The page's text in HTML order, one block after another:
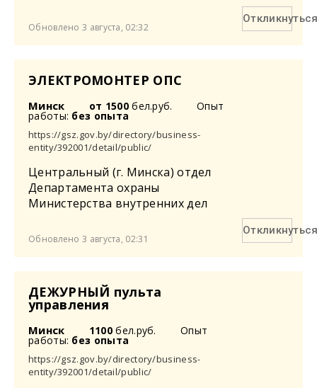
Обновлено 3 августа, 02:32
ЭЛЕКТРОМОНТЕР ОПС
Минск от 1500бел.руб. Опыт
работы: без опыта
https://gsz.gov.by/directory/business-
entity/392001/detail/public/
Центральный (г. Минска) отдел
Департамента охраны
Министерства внутренних дел
Обновлено 3 августа, 02:31
ДЕЖУРНЫЙ пульта
управления
Минск 1100 бел.руб. Опыт
работы: без опыта
https://gsz.gov.by/directory/business-
entity/392001/detail/public/